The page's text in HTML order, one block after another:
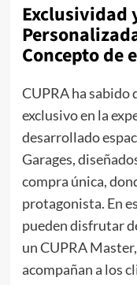
Exclusividad
Concepto de
CUPRA ha sabido
exclusivo en la
desarrollado
Garages,
compra única,
protagonista. En
pueden disfrutar
un CUPRA
acompañan a los